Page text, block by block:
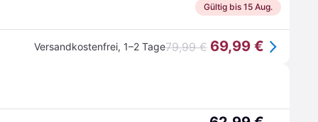
Gültig bis 15 Aug.
Versandkostenfrei, 1–2 Tage79,99 € 69,99 €